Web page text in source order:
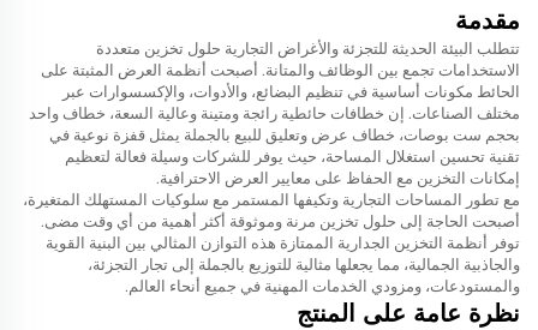
مقدمة
تتطلب البيئة الحديثة للتجزئة والأغراض التجارية حلول تخزين متعددة
الاستخدامات تجمع بين الوظائف والمتانة. أصبحت أنظمة العرض المثبتة على
الحائط مكونات أساسية في تنظيم البضائع، والأدوات، والإكسسوارات عبر
مختلف الصناعات. إن خطافات حائطية رائجة ومتينة وعالية السعة، خطاف واحد
بحجم ست بوصات، خطاف عرض وتعليق للبيع بالجملة يمثل قفزة نوعية في
تقنية تحسين استغلال المساحة، حيث يوفر للشركات وسيلة فعالة لتعظيم
إمكانات التخزين مع الحفاظ على معايير العرض الاحترافية.
مع تطور المساحات التجارية وتكيفها المستمر مع سلوكيات المستهلك المتغيرة،
أصبحت الحاجة إلى حلول تخزين مرنة وموثوقة أكثر أهمية من أي وقت مضى.
توفر أنظمة التخزين الجدارية الممتازة هذه التوازن المثالي بين البنية القوية
والجاذبية الجمالية، مما يجعلها مثالية للتوزيع بالجملة إلى تجار التجزئة،
والمستودعات، ومزودي الخدمات المهنية في جميع أنحاء العالم.
نظرة عامة على المنتج